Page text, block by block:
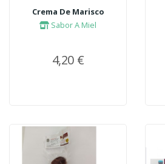
Crema De Marisco
Sabor A Miel
4,20 €